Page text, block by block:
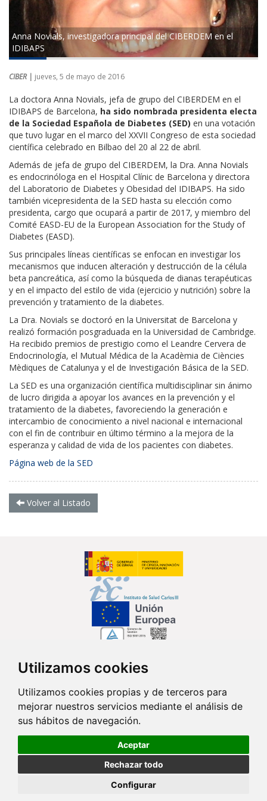
Utilizamos cookies
Utilizamos cookies propias y de terceros para
mejorar nuestros servicios mediante el análisis de
sus hábitos de navegación.
Aceptar
Rechazar todo
Configurar
Anna Novials, investigadora principal del CIBERDEM en el
IDIBAPS
CIBER | jueves, 5 de mayo de 2016
La doctora Anna Novials, jefa de grupo del CIBERDEM en el
IDIBAPS de Barcelona, ha sido nombrada presidenta electa
de la Sociedad Española de Diabetes (SED) en una votación
que tuvo lugar en el marco del XXVII Congreso de esta sociedad
científica celebrado en Bilbao del 20 al 22 de abril.
Además de jefa de grupo del CIBERDEM, la Dra. Anna Novials
es endocrinóloga en el Hospital Clínic de Barcelona y directora
del Laboratorio de Diabetes y Obesidad del IDIBAPS. Ha sido
también vicepresidenta de la SED hasta su elección como
presidenta, cargo que ocupará a partir de 2017, y miembro del
Comité EASD-EU de la European Association for the Study of
Diabetes (EASD).
Sus principales líneas científicas se enfocan en investigar los
mecanismos que inducen alteración y destrucción de la célula
beta pancreática, así como la búsqueda de dianas terapéuticas
y en el impacto del estilo de vida (ejercicio y nutrición) sobre la
prevención y tratamiento de la diabetes.
La Dra. Novials se doctoró en la Universitat de Barcelona y
realizó formación posgraduada en la Universidad de Cambridge.
Ha recibido premios de prestigio como el Leandre Cervera de
Endocrinología, el Mutual Médica de la Acadèmia de Ciències
Mèdiques de Catalunya y el de Investigación Básica de la SED.
La SED es una organización científica multidisciplinar sin ánimo
de lucro dirigida a apoyar los avances en la prevención y el
tratamiento de la diabetes, favoreciendo la generación e
intercambio de conocimiento a nivel nacional e internacional
con el fin de contribuir en último término a la mejora de la
esperanza y calidad de vida de los pacientes con diabetes.
Página web de la SED
Volver al Listado
Síguenos en...
Contacto
Av. Monforte de Lemos, 3-5. Pabellón 11. Planta 0 28029 Madrid
info@ciberisciii.es
Política de Privacidad
| Portal de Transparencia